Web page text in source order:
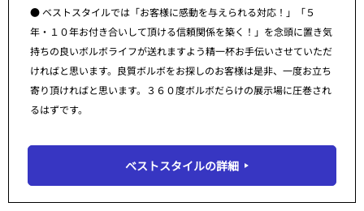
● ベストスタイルでは「お客様に感動を与えられる対応！」「５
年・１０年お付き合いして頂ける信頼関係を築く！」を念頭に置き気
持ちの良いボルボライフが送れますよう精一杯お手伝いさせていただ
ければと思います。良質ボルボをお探しのお客様は是非、一度お立ち
寄り頂ければと思います。３６０度ボルボだらけの展示場に圧巻され
るはずです。
ベストスタイルの詳細